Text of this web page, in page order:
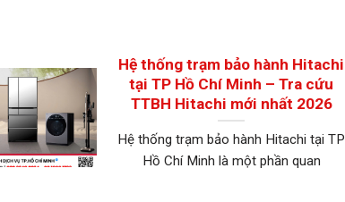
Hệ thống trạm bảo hành Hitachi
tại TP Hồ Chí Minh – Tra cứu
TTBH Hitachi mới nhất 2026
Hệ thống trạm bảo hành Hitachi tại TP
Hồ Chí Minh là một phần quan